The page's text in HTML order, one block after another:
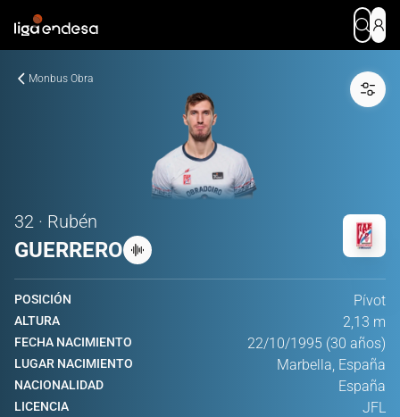
Monbus Obra
32 · Rubén
GUERRERO
POSICIÓN Pívot
ALTURA 2,13 m
FECHA NACIMIENTO 22/10/1995 (30 años)
LUGAR NACIMIENTO Marbella, España
NACIONALIDAD España
LICENCIA JFL